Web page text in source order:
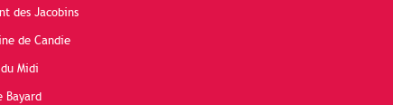
des Jacobins
de Candie
Midi
Bayard